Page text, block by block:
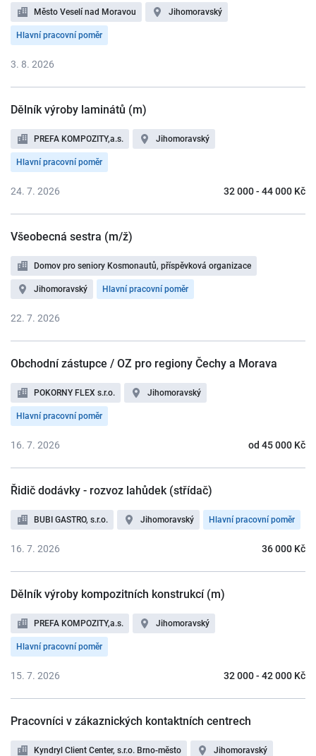
Město Veselí nad Moravou Jihomoravský
Hlavní pracovní poměr
3. 8. 2026
Dělník výroby laminátů (m)
PREFA KOMPOZITY,a.s. Jihomoravský
Hlavní pracovní poměr
32 000 - 44 000 Kč
24. 7. 2026
Všeobecná sestra (m/ž)
Domov pro seniory Kosmonautů, příspěvková organizace
Jihomoravský Hlavní pracovní poměr
22. 7. 2026
Obchodní zástupce / OZ pro regiony Čechy a Morava
POKORNY FLEX s.r.o. Jihomoravský
Hlavní pracovní poměr
od 45 000 Kč
16. 7. 2026
Řidič dodávky - rozvoz lahůdek (střídač)
BUBI GASTRO, s.r.o. Jihomoravský Hlavní pracovní poměr
36 000 Kč
16. 7. 2026
Dělník výroby kompozitních konstrukcí (m)
PREFA KOMPOZITY,a.s. Jihomoravský
Hlavní pracovní poměr
32 000 - 42 000 Kč
15. 7. 2026
Pracovníci v zákaznických kontaktních centrech
Kyndryl Client Center, s.r.o. Brno-město Jihomoravský